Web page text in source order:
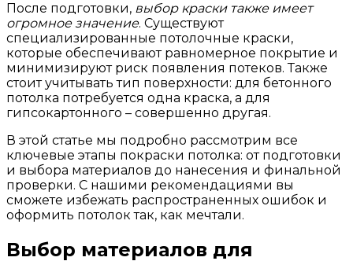
После подготовки, выбор краски также имеет
огромное значение. Существуют
специализированные потолочные краски,
которые обеспечивают равномерное покрытие и
минимизируют риск появления потеков. Также
стоит учитывать тип поверхности: для бетонного
потолка потребуется одна краска, а для
гипсокартонного – совершенно другая.
В этой статье мы подробно рассмотрим все
ключевые этапы покраски потолка: от подготовки
и выбора материалов до нанесения и финальной
проверки. С нашими рекомендациями вы
сможете избежать распространенных ошибок и
оформить потолок так, как мечтали.
Выбор материалов для